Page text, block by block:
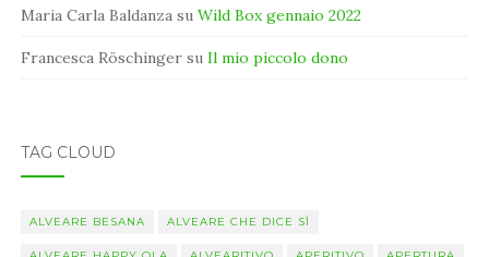
Maria Carla Baldanza suWild Box gennaio 2022
Francesca Röschinger suIl mio piccolo dono
TAG CLOUD
ALVEARE BESANA ALVEARE CHE DICE SÌ